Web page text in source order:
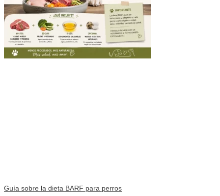
Guía sobre la dieta BARF para perros